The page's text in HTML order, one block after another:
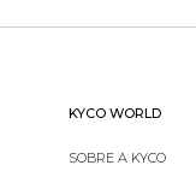
KYCO WORLD
SOBRE A KYCO